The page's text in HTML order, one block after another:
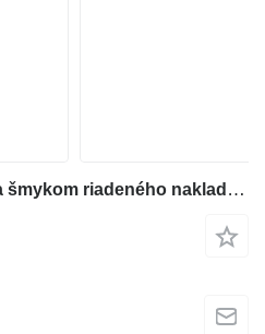
Motor Kubota V3300-T na šmykom riadeného nakladača Bobcat S220 S250 T250